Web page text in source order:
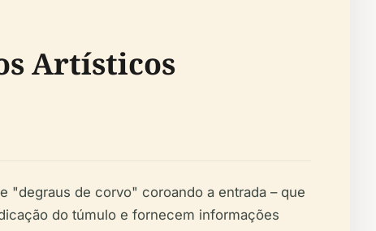
Artísticos
"degraus de corvo" coroando a entrada – que
do túmulo e fornecem informações